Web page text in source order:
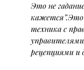
Это не
кажется”.Это
техника с
рецепциями и